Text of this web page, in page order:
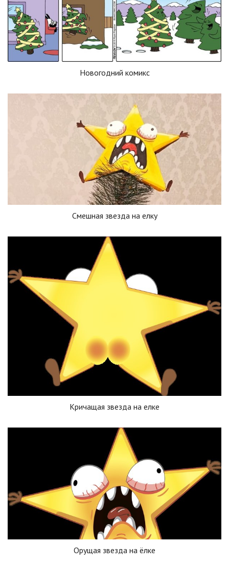
Новогодний комикс
Смешная звезда на елку
Кричащая звезда на елке
Орущая звезда на ёлке